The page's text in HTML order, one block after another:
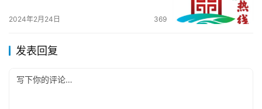
2024年2月24日 369
发表回复